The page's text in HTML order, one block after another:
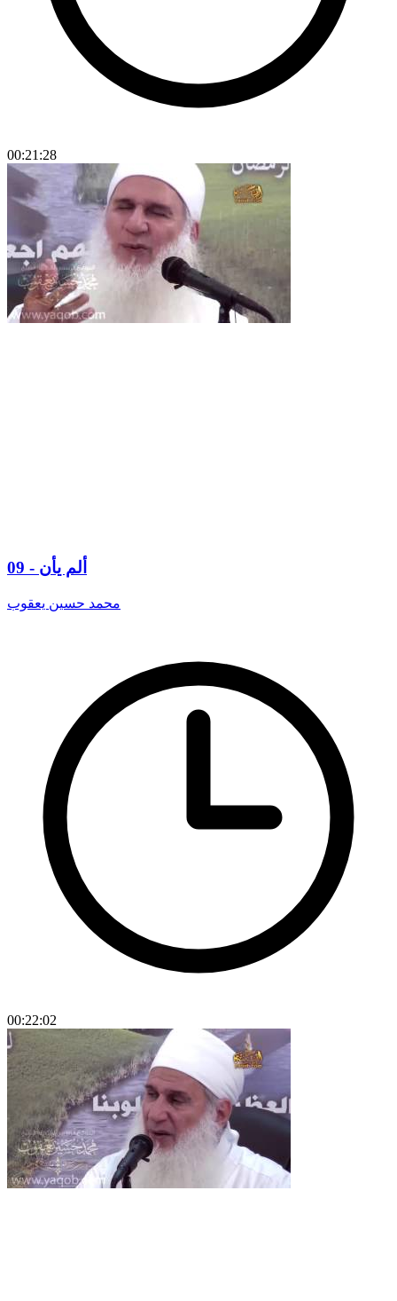
00:21:28
09 - ألم يأن
محمد حسين يعقوب
00:22:02